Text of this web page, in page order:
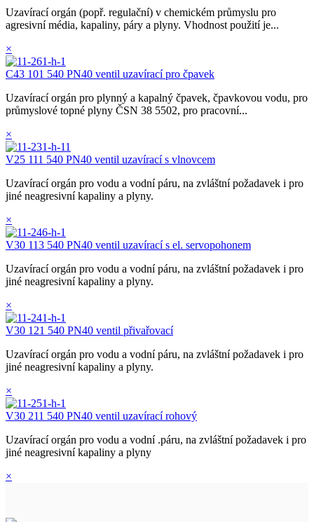
Uzavírací orgán (popř. regulační) v chemickém průmyslu pro
agresivní média, kapaliny, páry a plyny. Vhodnost použití je...
×
C43 101 540 PN40 ventil uzavírací pro čpavek
Uzavírací orgán pro plynný a kapalný čpavek, čpavkovou vodu, pro
průmyslové topné plyny ČSN 38 5502, pro pracovní...
×
V25 111 540 PN40 ventil uzavírací s vlnovcem
Uzavírací orgán pro vodu a vodní páru, na zvláštní požadavek i pro
jiné neagresivní kapaliny a plyny.
×
V30 113 540 PN40 ventil uzavírací s el. servopohonem
Uzavírací orgán pro vodu a vodní páru, na zvláštní požadavek i pro
jiné neagresivní kapaliny a plyny.
×
V30 121 540 PN40 ventil přivařovací
Uzavírací orgán pro vodu a vodní páru, na zvláštní požadavek i pro
jiné neagresivní kapaliny a plyny.
×
V30 211 540 PN40 ventil uzavírací rohový
Uzavírací orgán pro vodu a vodní .páru, na zvláštní požadavek i pro
jiné neagresivní kapaliny a plyny
×